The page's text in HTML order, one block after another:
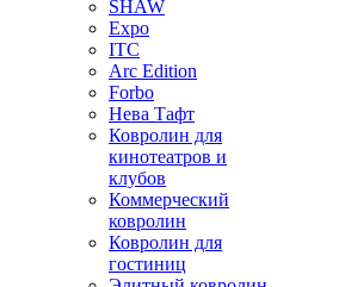
SHAW
Expo
ITC
Arc Edition
Forbo
Нева Тафт
Ковролин для
кинотеатров и
клубов
Коммерческий
ковролин
Ковролин для
гостиниц